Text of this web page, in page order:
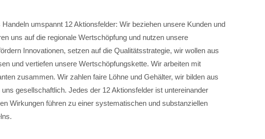
umspannt 12 Aktionsfelder: Wir beziehen unsere Kunden und
uns auf die regionale Wertschöpfung und nutzen unsere
Innovationen, setzen auf die Qualitätsstrategie, wir wollen aus
und vertiefen unsere Wertschöpfungskette. Wir arbeiten mit
zusammen. Wir zahlen faire Löhne und Gehälter, wir bilden aus
gesellschaftlich. Jedes der 12 Aktionsfelder ist untereinander
Wirkungen führen zu einer systematischen und substanziellen